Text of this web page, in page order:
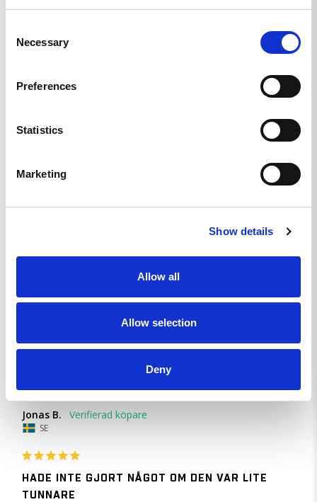
Selection
Necessary
Preferences
Statistics
Marketing
Show details
Allow all
Allow selection
Deny
0
Recensioner
Jonas B.
SE
HADE INTE GJORT NÅGOT OM DEN VAR LITE
TUNNARE